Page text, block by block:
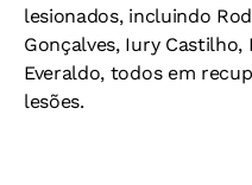
lesionados, incluindo
Gonçalves, Iury Castilho,
Everaldo, todos em
lesões.